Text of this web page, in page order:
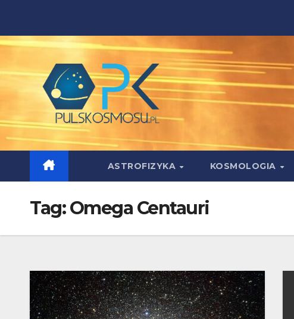
content
ASTROFIZYKA KOSMOLOGIA
Tag:Omega Centauri